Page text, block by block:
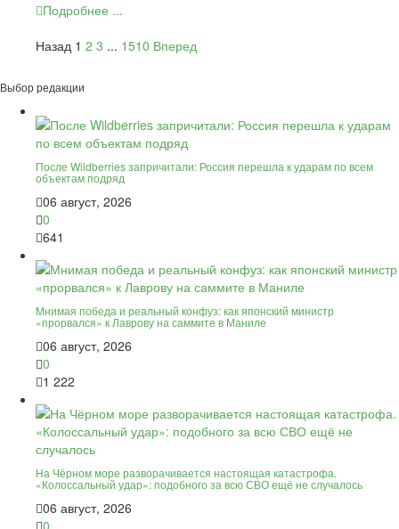
Подробнее ...
Назад 1 2 3 ... 1510 Вперед
Выбор редакции
После Wildberries запричитали: Россия перешла к ударам по всем
объектам подряд
06 август, 2026
0
641
Мнимая победа и реальный конфуз: как японский министр
«прорвался» к Лаврову на саммите в Маниле
06 август, 2026
0
1 222
На Чёрном море разворачивается настоящая катастрофа.
«Колоссальный удар»: подобного за всю СВО ещё не случалось
06 август, 2026
0